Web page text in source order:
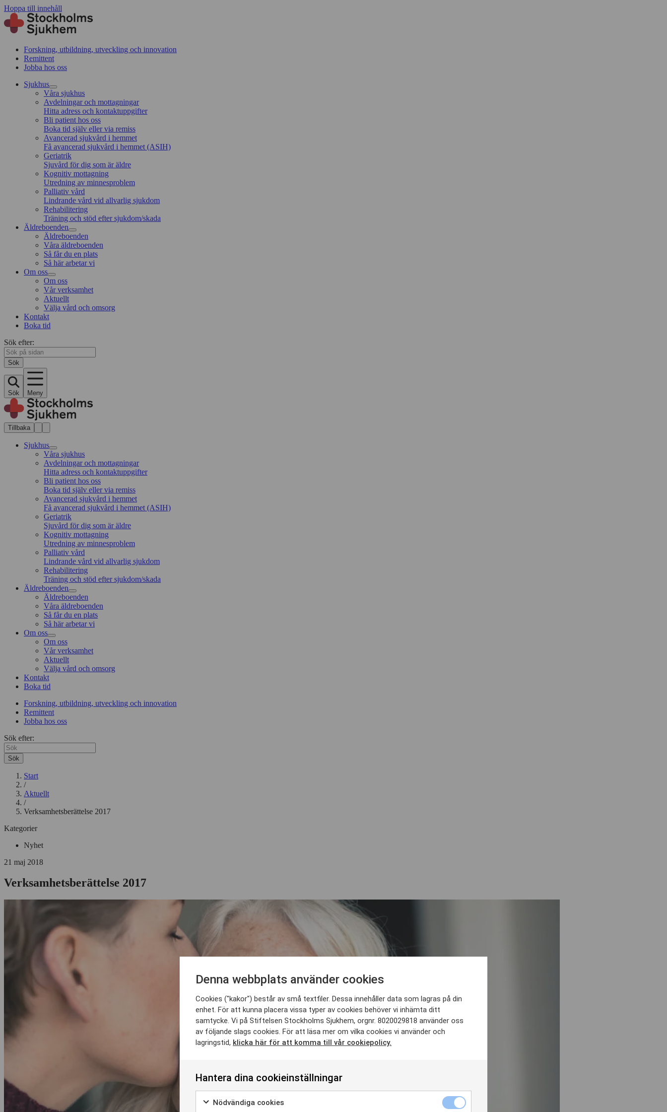
Hoppa till innehåll
Forskning, utbildning, utveckling och innovation
Remittent
Jobba hos oss
Sjukhus
Våra sjukhus
Avdelningar och mottagningar
Hitta adress och kontaktuppgifter
Bli patient hos oss
Boka tid själv eller via remiss
Avancerad sjukvård i hemmet
Få avancerad sjukvård i hemmet (ASIH)
Geriatrik
Sjuvård för dig som är äldre
Kognitiv mottagning
Utredning av minnesproblem
Palliativ vård
Lindrande vård vid allvarlig sjukdom
Rehabilitering
Träning och stöd efter sjukdom/skada
Äldreboenden
Äldreboenden
Våra äldreboenden
Så får du en plats
Så här arbetar vi
Om oss
Om oss
Vår verksamhet
Aktuellt
Välja vård och omsorg
Kontakt
Boka tid
Sök efter:
Sök
Sök Meny
Tillbaka
Sjukhus
Våra sjukhus
Avdelningar och mottagningar
Hitta adress och kontaktuppgifter
Bli patient hos oss
Boka tid själv eller via remiss
Avancerad sjukvård i hemmet
Få avancerad sjukvård i hemmet (ASIH)
Geriatrik
Sjuvård för dig som är äldre
Kognitiv mottagning
Utredning av minnesproblem
Palliativ vård
Lindrande vård vid allvarlig sjukdom
Rehabilitering
Träning och stöd efter sjukdom/skada
Äldreboenden
Äldreboenden
Våra äldreboenden
Så får du en plats
Så här arbetar vi
Om oss
Om oss
Vår verksamhet
Aktuellt
Välja vård och omsorg
Kontakt
Boka tid
Forskning, utbildning, utveckling och innovation
Remittent
Jobba hos oss
Sök efter:
Sök
Start
/
Aktuellt
/
Verksamhetsberättelse 2017
Kategorier
Nyhet
21 maj 2018
Verksamhetsberättelse 2017
Denna webbplats använder cookies
Cookies ("kakor") består av små textfiler. Dessa innehåller data som lagras på din
enhet. För att kunna placera vissa typer av cookies behöver vi inhämta ditt
samtycke. Vi på Stiftelsen Stockholms Sjukhem, orgnr. 8020029818 använder oss
av följande slags cookies. För att läsa mer om vilka cookies vi använder och
lagringstid, klicka här för att komma till vår cookiepolicy.
Hantera dina cookieinställningar
Nödvändiga cookies
Nödvändiga
cookies